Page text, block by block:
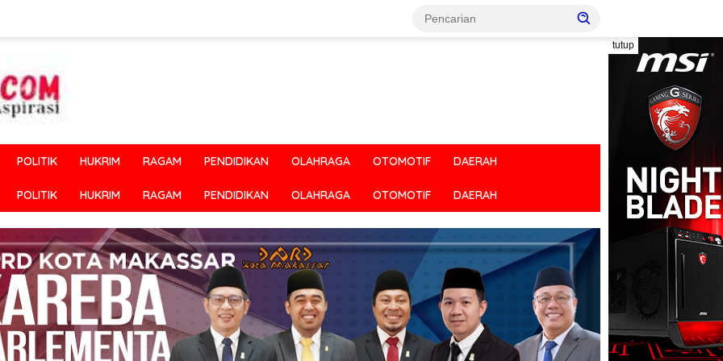
tutup
POLITIK HUKRIM RAGAM PENDIDIKAN OLAHRAGA OTOMOTIF DAERAH
POLITIK HUKRIM RAGAM PENDIDIKAN OLAHRAGA OTOMOTIF DAERAH